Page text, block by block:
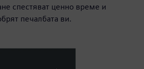
спестяват ценно време и
печалбата ви.